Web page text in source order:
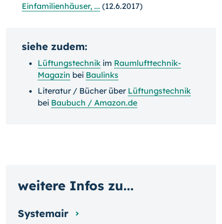
Einfamilienhäuser, ... (12.6.2017)
siehe zudem:
Lüftungstechnik im Raumlufttechnik-
Magazin bei Baulinks
Literatur / Bücher über Lüftungstechnik
bei Baubuch / Amazon.de
weitere Infos zu...
Systemair